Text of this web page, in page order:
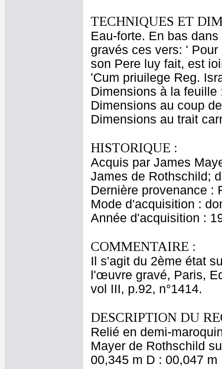
TECHNIQUES ET
Eau-forte. En bas
gravés ces vers: '
son Pere luy fait, est
'Cum priuilege Reg.
Dimensions à la
Dimensions au coup
Dimensions au trait
HISTORIQUE :
Acquis par James
James de Rothschild;
Dernière provenance :
Mode d'acquisition :
Année d'acquisition :
COMMENTAIRE :
Il s'agit du 2ème état
l'œuvre gravé, Paris,
vol III, p.92, n°1414.
DESCRIPTION DU
Relié en demi-
Mayer de Rothschild
00,345 m D : 00,047